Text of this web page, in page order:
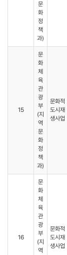
문
화
정
책
과)
15
문
화
체
육
관
광
부
(지
역
문
화
정
책
과)
문화적
도시재
생사업
16
문
화
체
육
관
광
부
(지
역
문화적
도시재
생사업